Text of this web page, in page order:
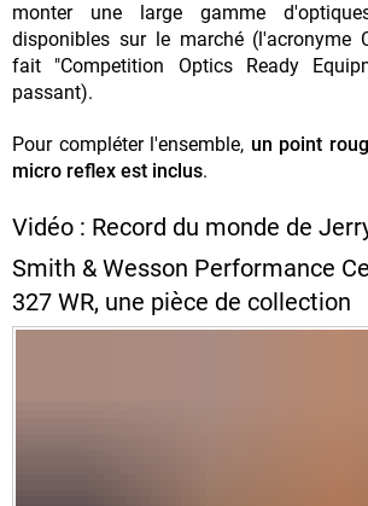
monter une large gamme
disponibles sur le marché (l'acronyme
fait "Competition Optics Ready
passant).
Pour compléter l'ensemble, un point
micro reflex est inclus.
Vidéo : Record du monde de
Smith & Wesson Performance
327 WR, une pièce de collection